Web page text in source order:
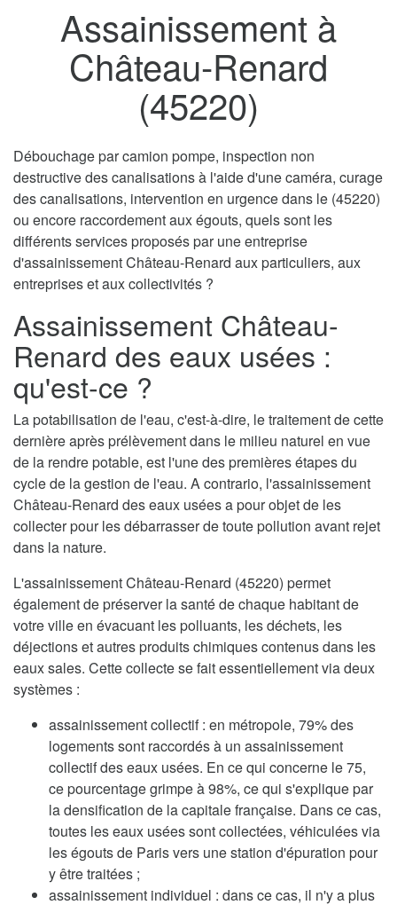
Assainissement à
Château-Renard
(45220)
Débouchage par camion pompe, inspection non
destructive des canalisations à l'aide d'une caméra, curage
des canalisations, intervention en urgence dans le (45220)
ou encore raccordement aux égouts, quels sont les
différents services proposés par une entreprise
d'assainissement Château-Renard aux particuliers, aux
entreprises et aux collectivités ?
Assainissement Château-
Renard des eaux usées :
qu'est-ce ?
La potabilisation de l'eau, c'est-à-dire, le traitement de cette
dernière après prélèvement dans le milieu naturel en vue
de la rendre potable, est l'une des premières étapes du
cycle de la gestion de l'eau. A contrario, l'assainissement
Château-Renard des eaux usées a pour objet de les
collecter pour les débarrasser de toute pollution avant rejet
dans la nature.
L'assainissement Château-Renard (45220) permet
également de préserver la santé de chaque habitant de
votre ville en évacuant les polluants, les déchets, les
déjections et autres produits chimiques contenus dans les
eaux sales. Cette collecte se fait essentiellement via deux
systèmes :
assainissement collectif : en métropole, 79% des
logements sont raccordés à un assainissement
collectif des eaux usées. En ce qui concerne le 75,
ce pourcentage grimpe à 98%, ce qui s'explique par
la densification de la capitale française. Dans ce cas,
toutes les eaux usées sont collectées, véhiculées via
les égouts de Paris vers une station d'épuration pour
y être traitées ;
assainissement individuel : dans ce cas, il n'y a plus